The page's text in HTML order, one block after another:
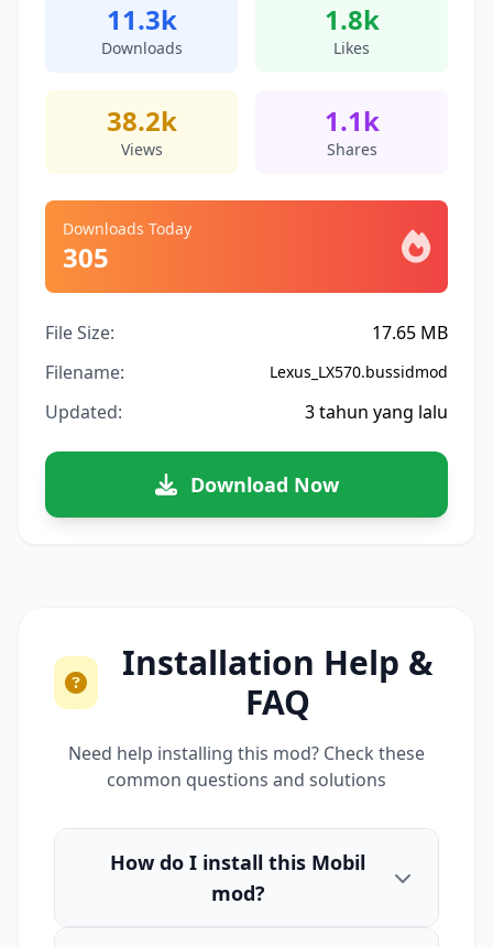
11.3k
Downloads
1.8k
Likes
38.2k
Views
1.1k
Shares
Downloads Today
305
File Size:
17.65 MB
Filename:
Lexus_LX570.bussidmod
Updated: 3 tahun yang lalu
Download Now
Installation Help &
FAQ
Need help installing this mod? Check these
common questions and solutions
How do I install this Mobil
mod?